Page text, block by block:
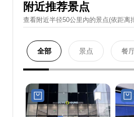
附近推荐景点
查看附近半径50公里內的景点(依距离
全部 景点 餐